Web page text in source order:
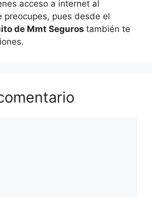
acceso a internet al
preocupes, pues desde el
de Mmt Seguros también te